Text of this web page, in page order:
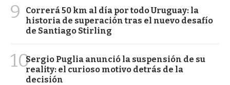
9
Correrá 50 km al día por todo Uruguay: la
historia de superación tras el nuevo desafío
de Santiago Stirling
10Sergio Puglia anunció la suspensión de su
reality: el curioso motivo detrás de la
decisión